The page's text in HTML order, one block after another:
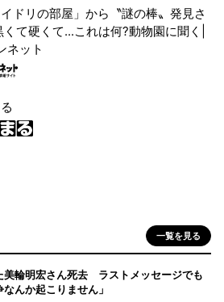
イドリの部屋」から〝謎の棒〟発見さ
て硬くて...これは何?動物園に聞く|
ネット
一覧を見る
美輪明宏さん死去 ラストメッセージでも
んか起こりません」